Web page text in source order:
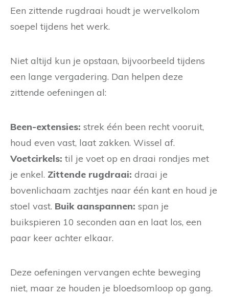
Een zittende rugdraai houdt je wervelkolom
soepel tijdens het werk.
Niet altijd kun je opstaan, bijvoorbeeld tijdens
een lange vergadering. Dan helpen deze
zittende oefeningen al:
Been-extensies: strek één been recht vooruit,
houd even vast, laat zakken. Wissel af.
Voetcirkels: til je voet op en draai rondjes met
je enkel. Zittende rugdraai: draai je
bovenlichaam zachtjes naar één kant en houd je
stoel vast. Buik aanspannen: span je
buikspieren 10 seconden aan en laat los, een
paar keer achter elkaar.
Deze oefeningen vervangen echte beweging
niet, maar ze houden je bloedsomloop op gang.